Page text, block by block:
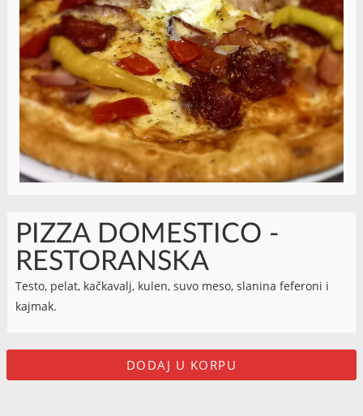
PIZZA DOMESTICO -
RESTORANSKA
Testo, pelat, kačkavalj, kulen, suvo meso, slanina feferoni i
kajmak.
DODAJ U KORPU